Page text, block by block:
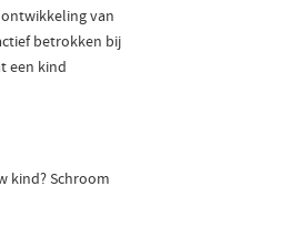
van
betrokken bij
een kind
kind? Schroom